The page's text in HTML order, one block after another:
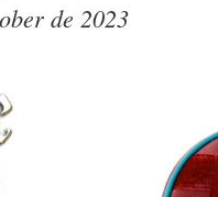
de 2023